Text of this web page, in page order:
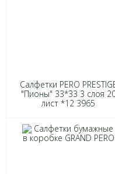
Салфетки PERO
"Пионы" 33*33 3 слоя
лист *12 3965